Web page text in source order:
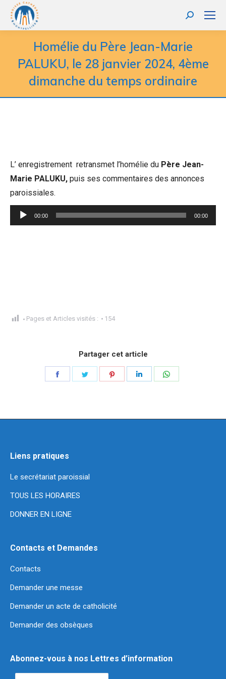
Homélie du Père Jean-Marie
PALUKU, le 28 janvier 2024, 4ème
dimanche du temps ordinaire
L’ enregistrement retransmet l’homélie du Père Jean-
Marie PALUKU, puis ses commentaires des annonces
paroissiales.
Lecteur
audio
00:00 00:00
Pages et Articles visités : 154
Partager cet article
Liens pratiques
Le secrétariat paroissial
TOUS LES HORAIRES
DONNER EN LIGNE
Contacts et Demandes
Contacts
Demander une messe
Demander un acte de catholicité
Demander des obsèques
Abonnez-vous à nos Lettres d’information